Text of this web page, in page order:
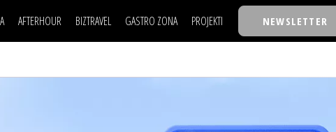
AFTERHOUR BIZTRAVEL GASTRO ZONA PROJEKTI NEWSLETTER
UGAO
FILM I SCENA
AUTO SVET
NAJKOLEGA
30 ISPOD 30
BIZBENDOVI